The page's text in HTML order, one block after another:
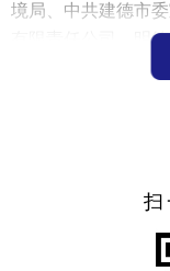
境局、中共建德市
有限责任公司、明
定于11月18日在全
了一线环保执法者
影片根据十几年前
料，严谨还原环保